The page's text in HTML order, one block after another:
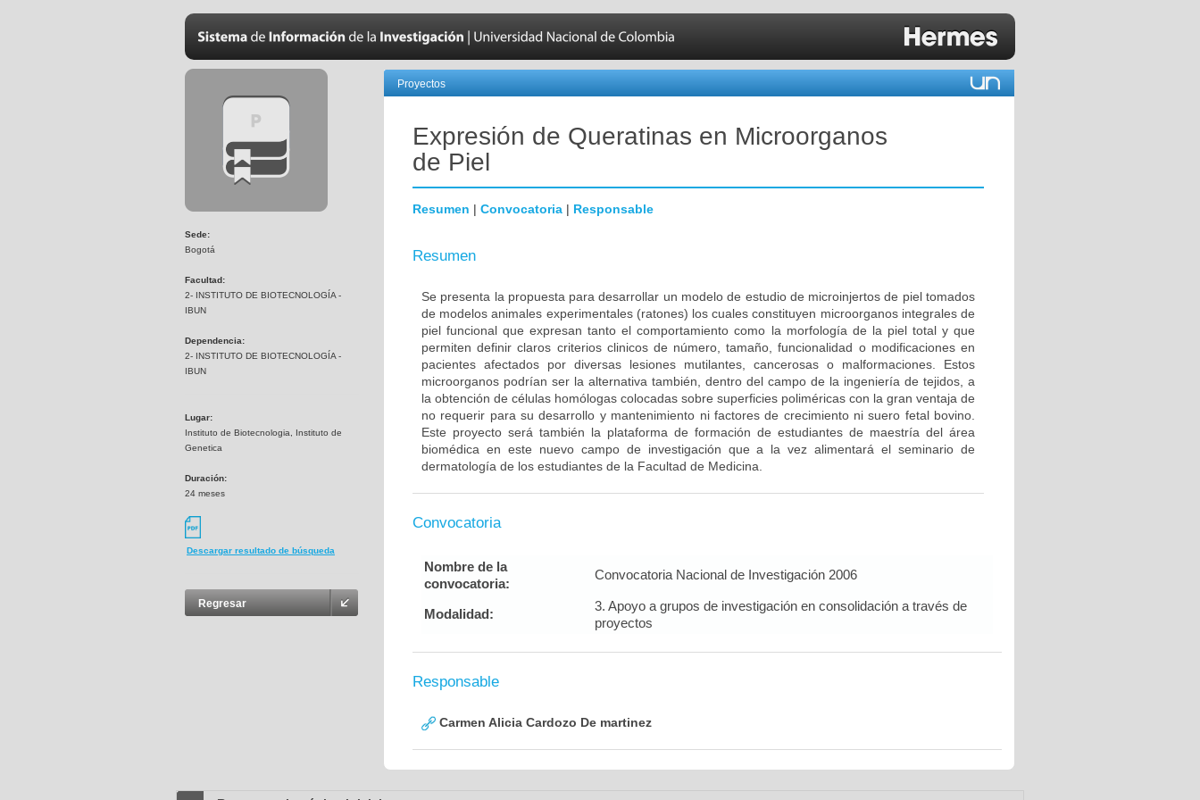
Sede:
Bogotá
Facultad:
2- INSTITUTO DE BIOTECNOLOGÍA -
IBUN
Dependencia:
2- INSTITUTO DE BIOTECNOLOGÍA -
IBUN
Lugar:
Instituto de Biotecnologia, Instituto de
Genetica
Duración:
24 meses
Descargar resultado de búsqueda
Regresar
Proyectos
Expresión de Queratinas en Microorganos
de Piel
Resumen | Convocatoria | Responsable
Resumen
Se presenta la propuesta para desarrollar un modelo de estudio de microinjertos de piel tomados
de modelos animales experimentales (ratones) los cuales constituyen microorganos integrales de
piel funcional que expresan tanto el comportamiento como la morfología de la piel total y que
permiten definir claros criterios clinicos de número, tamaño, funcionalidad o modificaciones en
pacientes afectados por diversas lesiones mutilantes, cancerosas o malformaciones. Estos
microorganos podrían ser la alternativa también, dentro del campo de la ingeniería de tejidos, a
la obtención de células homólogas colocadas sobre superficies poliméricas con la gran ventaja de
no requerir para su desarrollo y mantenimiento ni factores de crecimiento ni suero fetal bovino.
Este proyecto será también la plataforma de formación de estudiantes de maestría del área
biomédica en este nuevo campo de investigación que a la vez alimentará el seminario de
dermatología de los estudiantes de la Facultad de Medicina.
Convocatoria
Nombre de la
convocatoria:
Convocatoria Nacional de Investigación 2006
Modalidad:
3. Apoyo a grupos de investigación en consolidación a través de
proyectos
Responsable
Carmen Alicia Cardozo De martinez